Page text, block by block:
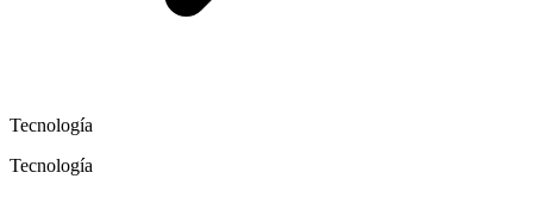
Tecnología
Tecnología